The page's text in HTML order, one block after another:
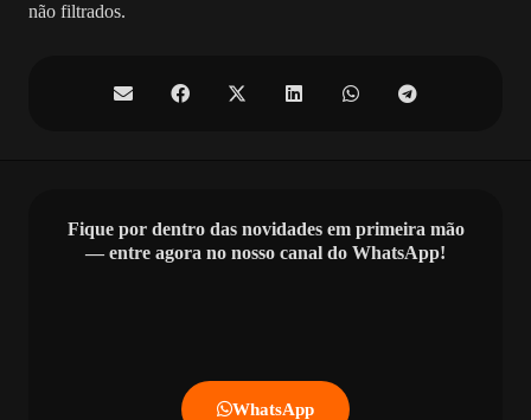
não filtrados.
Fique por dentro das novidades em primeira mão
— entre agora no nosso canal do WhatsApp!
WhatsApp